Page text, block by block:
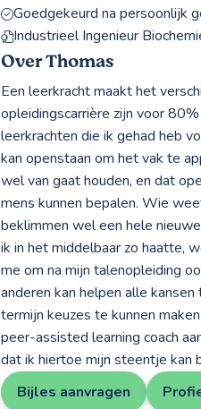
Goedgekeurd na persoonlijk
Industrieel Ingenieur
Over Thomas
Een leerkracht maakt het
opleidingscarrière zijn voor
leerkrachten die ik gehad heb
kan openstaan om het vak te
wel van gaat houden, en dat
mens kunnen bepalen. Wie
beklimmen wel een hele
ik in het middelbaar zo haatte,
me om na mijn talenopleiding
anderen kan helpen alle
termijn keuzes te kunnen
peer-assisted learning coach
dat ik hiertoe mijn steentje kan
Bijles aanvragen